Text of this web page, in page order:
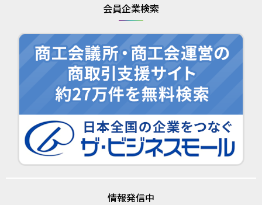
会員企業検索
情報発信中